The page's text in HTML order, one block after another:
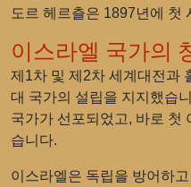
도르 헤르츨은 1897년에 첫
이스라엘 국가의
제1차 및 제2차 세계대전과
대 국가의 설립을 지지했습
국가가 선포되었고, 바로 첫
습니다.
이스라엘은 독립을 방어하